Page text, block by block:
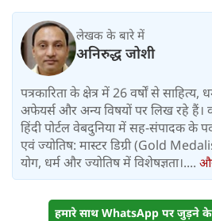
लेखक के बारे में
अनिरुद्ध जोशी
पत्रकारिता के क्षेत्र में 26 वर्षों से साहित्य,
अफेयर्स और अन्य विषयों पर लिख रहे हैं।
हिंदी पोर्टल वेबदुनिया में सह-संपादक के पद
एवं ज्योतिष: मास्टर डिग्री (Gold
योग, धर्म और ज्योतिष में विशेषज्ञता।....
हमारे साथ WhatsApp पर जुड़ने